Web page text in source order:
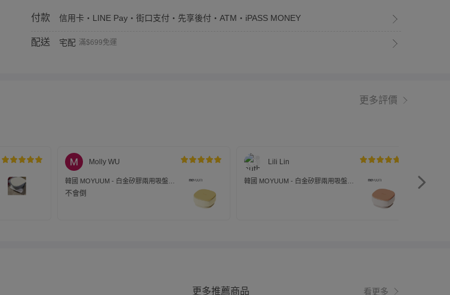
付款 信用卡・LINE Pay・街口支付・先享後付・ATM・iPASS MONEY
配送 宅配 滿$699免運
更多評價
Molly WU
韓國 MOYUUM - 白金矽膠兩用吸盤餐
碗 兒童餐具-蜜橙黃
不會倒
Lili Lin
韓國 MOYUUM - 白金矽膠兩用吸盤餐
韓國
更多推薦商品 看更多